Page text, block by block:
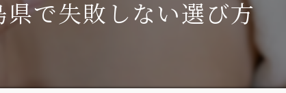
で失敗しない選び方